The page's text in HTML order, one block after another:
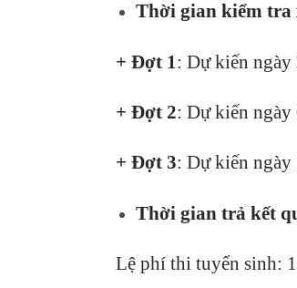
Thời gian kiểm tra
+ Đợt 1 : Dự kiến ngày
+ Đợt 2: Dự kiến
+ Đợt 3: Dự kiến ngày
Thời gian trả kết
Lệ phí thi tuyển sinh: